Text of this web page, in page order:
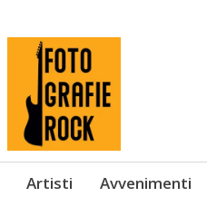
Artisti Avvenimenti